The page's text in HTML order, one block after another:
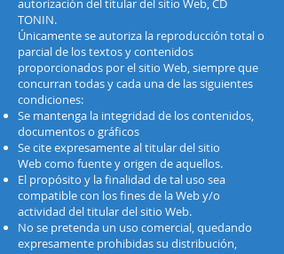
autorización del titular del sitio Web, CD
TONIN.
Únicamente se autoriza la reproducción total o
parcial de los textos y contenidos
proporcionados por el sitio Web, siempre que
concurran todas y cada una de las siguientes
condiciones:
Se mantenga la integridad de los contenidos,
documentos o gráficos
Se cite expresamente al titular del sitio
Web como fuente y origen de aquellos.
El propósito y la finalidad de tal uso sea
compatible con los fines de la Web y/o
actividad del titular del sitio Web.
No se pretenda un uso comercial, quedando
expresamente prohibidas su distribución,